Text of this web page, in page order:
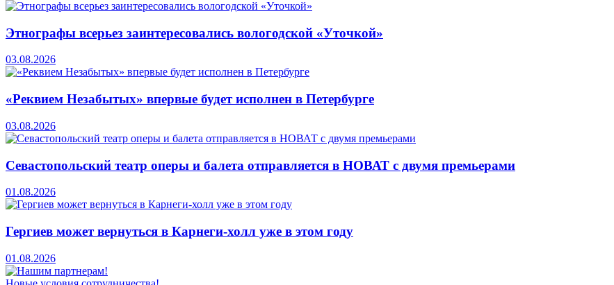
Этнографы всерьез заинтересовались вологодской «Уточкой»
03.08.2026
«Реквием Незабытых» впервые будет исполнен в Петербурге
03.08.2026
Севастопольский театр оперы и балета отправляется в НОВАТ с двумя премьерами
01.08.2026
Гергиев может вернуться в Карнеги-холл уже в этом году
01.08.2026